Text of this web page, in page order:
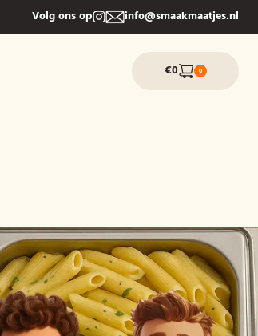
Volg ons op info@smaakmaatjes.nl
€0 0